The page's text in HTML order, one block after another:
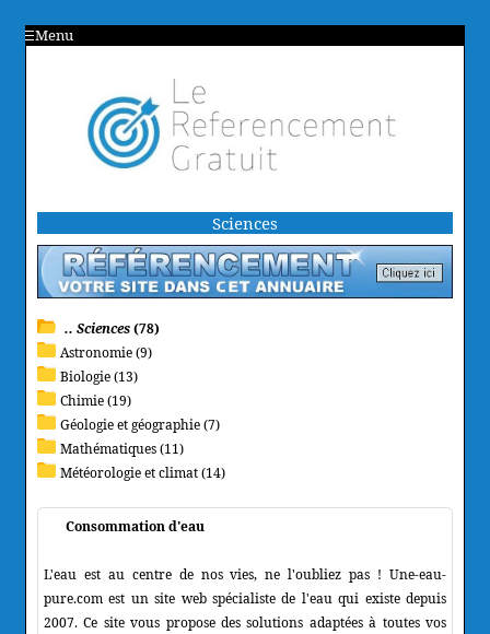
Menu
Sciences
.. Sciences(78)
Astronomie (9)
Biologie (13)
Chimie (19)
Géologie et géographie (7)
Mathématiques (11)
Météorologie et climat (14)
Consommation d'eau
L'eau est au centre de nos vies, ne l'oubliez pas ! Une-eau-
pure.com est un site web spécialiste de l'eau qui existe depuis
2007. Ce site vous propose des solutions adaptées à toutes vos